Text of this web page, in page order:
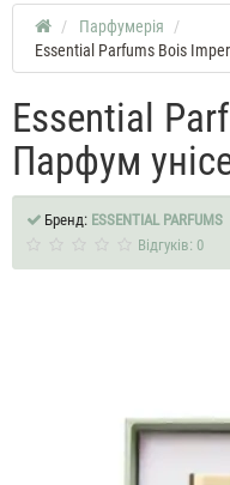
Парфумерія
Essential Parfums Bois
Essential
Парфум
Бренд: ESSENTIAL PARFUMS
Відгуків: 0